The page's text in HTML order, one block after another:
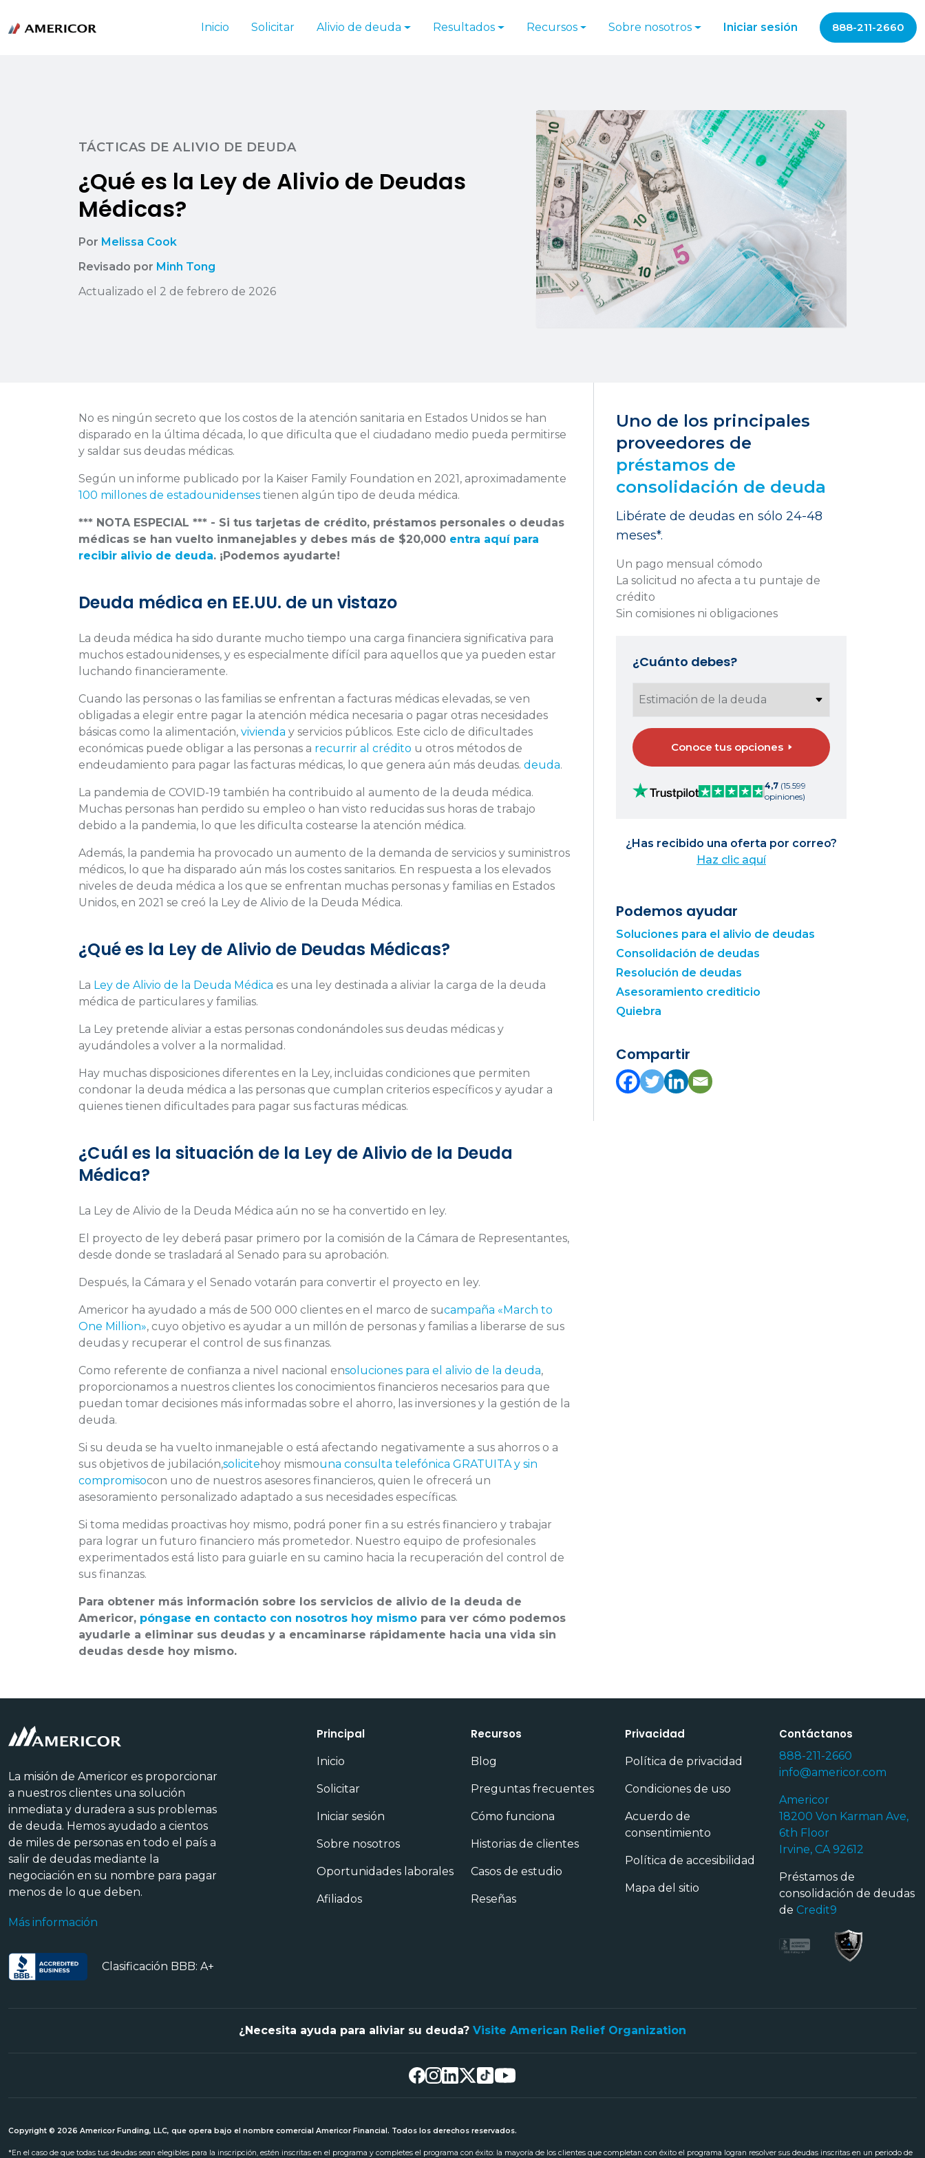
Inicio Solicitar Alivio de deuda Resultados Recursos Sobre nosotros Iniciar sesión 888-211-2660
TÁCTICAS DE ALIVIO DE DEUDA
¿Qué es la Ley de Alivio de Deudas
Médicas?
Por Melissa Cook
Revisado por Minh Tong
Actualizado el 2 de febrero de 2026
No es ningún secreto que los costos de la atención sanitaria en Estados Unidos se han
disparado en la última década, lo que dificulta que el ciudadano medio pueda permitirse
y saldar sus deudas médicas.
Según un informe publicado por la Kaiser Family Foundation en 2021, aproximadamente
100 millones de estadounidenses tienen algún tipo de deuda médica.
*** NOTA ESPECIAL *** - Si tus tarjetas de crédito, préstamos personales o deudas
médicas se han vuelto inmanejables y debes más de $20,000 entra aquí para
recibir alivio de deuda. ¡Podemos ayudarte!
Deuda médica en EE.UU. de un vistazo
La deuda médica ha sido durante mucho tiempo una carga financiera significativa para
muchos estadounidenses, y es especialmente difícil para aquellos que ya pueden estar
luchando financieramente.
Cuando las personas o las familias se enfrentan a facturas médicas elevadas, se ven
obligadas a elegir entre pagar la atención médica necesaria o pagar otras necesidades
básicas como la alimentación, vivienda y servicios públicos. Este ciclo de dificultades
económicas puede obligar a las personas a recurrir al crédito u otros métodos de
endeudamiento para pagar las facturas médicas, lo que genera aún más deudas. deuda.
La pandemia de COVID-19 también ha contribuido al aumento de la deuda médica.
Muchas personas han perdido su empleo o han visto reducidas sus horas de trabajo
debido a la pandemia, lo que les dificulta costearse la atención médica.
Además, la pandemia ha provocado un aumento de la demanda de servicios y suministros
médicos, lo que ha disparado aún más los costes sanitarios. En respuesta a los elevados
niveles de deuda médica a los que se enfrentan muchas personas y familias en Estados
Unidos, en 2021 se creó la Ley de Alivio de la Deuda Médica.
¿Qué es la Ley de Alivio de Deudas Médicas?
La Ley de Alivio de la Deuda Médica es una ley destinada a aliviar la carga de la deuda
médica de particulares y familias.
La Ley pretende aliviar a estas personas condonándoles sus deudas médicas y
ayudándoles a volver a la normalidad.
Hay muchas disposiciones diferentes en la Ley, incluidas condiciones que permiten
condonar la deuda médica a las personas que cumplan criterios específicos y ayudar a
quienes tienen dificultades para pagar sus facturas médicas.
¿Cuál es la situación de la Ley de Alivio de la Deuda
Médica?
La Ley de Alivio de la Deuda Médica aún no se ha convertido en ley.
El proyecto de ley deberá pasar primero por la comisión de la Cámara de Representantes,
desde donde se trasladará al Senado para su aprobación.
Después, la Cámara y el Senado votarán para convertir el proyecto en ley.
Americor ha ayudado a más de 500 000 clientes en el marco de sucampaña «March to
One Million», cuyo objetivo es ayudar a un millón de personas y familias a liberarse de sus
deudas y recuperar el control de sus finanzas.
Como referente de confianza a nivel nacional ensoluciones para el alivio de la deuda,
proporcionamos a nuestros clientes los conocimientos financieros necesarios para que
puedan tomar decisiones más informadas sobre el ahorro, las inversiones y la gestión de la
deuda.
Si su deuda se ha vuelto inmanejable o está afectando negativamente a sus ahorros o a
sus objetivos de jubilación,solicite hoy mismouna consulta telefónica GRATUITA y sin
compromisocon uno de nuestros asesores financieros, quien le ofrecerá un
asesoramiento personalizado adaptado a sus necesidades específicas.
Si toma medidas proactivas hoy mismo, podrá poner fin a su estrés financiero y trabajar
para lograr un futuro financiero más prometedor. Nuestro equipo de profesionales
experimentados está listo para guiarle en su camino hacia la recuperación del control de
sus finanzas.
Para obtener más información sobre los servicios de alivio de la deuda de
Americor, póngase en contacto con nosotros hoy mismo para ver cómo podemos
ayudarle a eliminar sus deudas y a encaminarse rápidamente hacia una vida sin
deudas desde hoy mismo.
Uno de los principales
proveedores de
préstamos de
consolidación de deuda
Libérate de deudas en sólo 24-48
meses*.
Un pago mensual cómodo
La solicitud no afecta a tu puntaje de
crédito
Sin comisiones ni obligaciones
¿Cuánto debes?
Conoce tus opciones
4,7 (15.599
opiniones)
¿Has recibido una oferta por correo?
Haz clic aquí
Podemos ayudar
Soluciones para el alivio de deudas
Consolidación de deudas
Resolución de deudas
Asesoramiento crediticio
Quiebra
Compartir
La misión de Americor es proporcionar
a nuestros clientes una solución
inmediata y duradera a sus problemas
de deuda. Hemos ayudado a cientos
de miles de personas en todo el país a
salir de deudas mediante la
negociación en su nombre para pagar
menos de lo que deben.
Más información
Clasificación BBB: A+
Principal
Inicio
Solicitar
Iniciar sesión
Sobre nosotros
Oportunidades laborales
Afiliados
Recursos
Blog
Preguntas frecuentes
Cómo funciona
Historias de clientes
Casos de estudio
Reseñas
Privacidad
Política de privacidad
Condiciones de uso
Acuerdo de
consentimiento
Política de accesibilidad
Mapa del sitio
Contáctanos
888-211-2660
info@americor.com
Americor
18200 Von Karman Ave,
6th Floor
Irvine, CA 92612
Préstamos de
consolidación de deudas
de Credit9
¿Necesita ayuda para aliviar su deuda? Visite American Relief Organization
Copyright © 2026 Americor Funding, LLC, que opera bajo el nombre comercial Americor Financial. Todos los derechos reservados.
*En el caso de que todas tus deudas sean elegibles para la inscripción, estén inscritas en el programa y completes el programa con éxito: la mayoría de los clientes que completan con éxito el programa logran resolver sus deudas inscritas en un periodo de